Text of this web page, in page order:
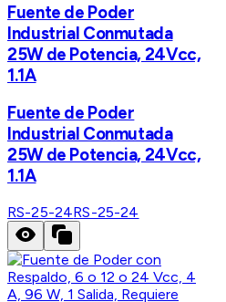
Fuente de Poder
Industrial Conmutada
25W de Potencia, 24Vcc,
1.1A
Fuente de Poder
Industrial Conmutada
25W de Potencia, 24Vcc,
1.1A
RS-25-24RS-25-24